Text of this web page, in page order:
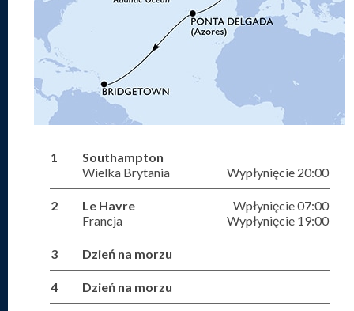
1
Southampton
Wielka Brytania
Wypłynięcie 20:00
2
Le Havre
Francja
Wpłynięcie 07:00
Wypłynięcie 19:00
3 Dzień na morzu
4 Dzień na morzu